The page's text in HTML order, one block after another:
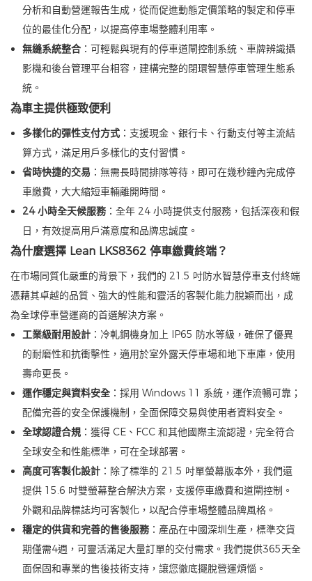
分析和自動營運報告生成，從而促進動態定價策略的製定和停車
位的最佳化分配，以提高停車場整體利用率。
無縫系統整合：可輕鬆與現有的停車道閘控制系統、車牌辨識攝
影機和後台管理平台相容，建構完整的閉環智慧停車管理生態系
統。
為車主提供極致便利
多樣化的彈性支付方式：支援現金、銀行卡、行動支付等主流結
算方式，滿足用戶多樣化的支付習慣。
省時快捷的交易 ：無需長時間排隊等待，即可在幾秒鐘內完成停
車繳費，大大縮短車輛離開時間。
24 小時全天候服務：全年 24 小時提供支付服務，包括深夜和假
日，有效提高用戶滿意度和品牌忠誠度。
為什麼選擇 Lean LKS8362 停車繳費終端？
在市場同質化嚴重的背景下，我們的 21.5 吋防水智慧停車支付終端
憑藉其卓越的品質、強大的性能和靈活的客製化能力脫穎而出，成
為全球停車營運商的首選解決方案。
工業級耐用設計：冷軋鋼機身加上 IP65 防水等級，確保了優異
的耐磨性和抗衝擊性，適用於室外露天停車場和地下車庫，使用
壽命更長。
運作穩定與資料安全：採用 Windows 11 系統，運作流暢可靠；
配備完善的安全保護機制，全面保障交易與使用者資料安全。
全球認證合規：獲得 CE、FCC 和其他國際主流認證，完全符合
全球安全和性能標準，可在全球部署。
高度可客製化設計：除了標準的 21.5 吋單螢幕版本外，我們還
提供 15.6 吋雙螢幕整合解決方案，支援停車繳費和道閘控制。
外觀和品牌標誌均可客製化，以配合停車場整體品牌風格。
穩定的供貨和完善的售後服務：產品在中國深圳生產，標準交貨
期僅需4週，可靈活滿足大量訂單的交付需求。我們提供365天全
面保固和專業的售後技術支持，讓您徹底擺脫營運煩惱。